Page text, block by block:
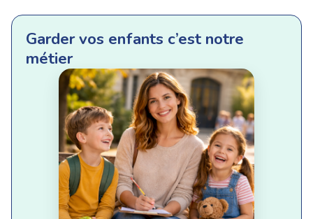
Garder vos enfants c’est notre
métier